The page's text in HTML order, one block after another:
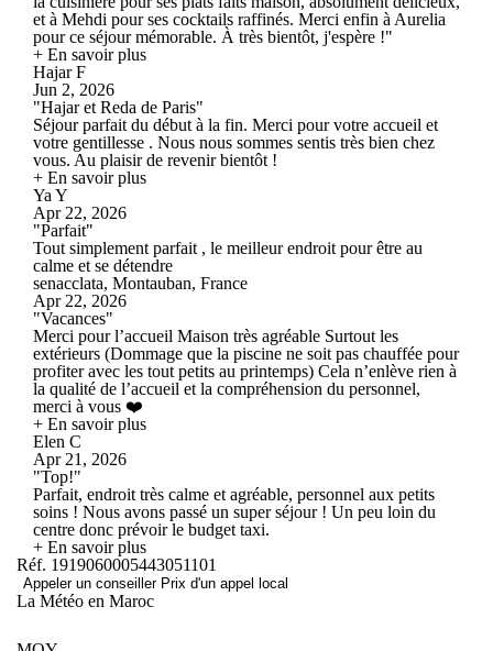
et à Mehdi pour ses cocktails raffinés. Merci enfin à Aurelia
pour ce séjour mémorable. À très bientôt, j'espère !"
+ En savoir plus
Hajar F
Jun 2, 2026
"Hajar et Reda de Paris"
Séjour parfait du début à la fin. Merci pour votre accueil et
votre gentillesse . Nous nous sommes sentis très bien chez
vous. Au plaisir de revenir bientôt !
+ En savoir plus
Ya Y
Apr 22, 2026
"Parfait"
Tout simplement parfait , le meilleur endroit pour être au
calme et se détendre
senacclata, Montauban, France
Apr 22, 2026
"Vacances"
Merci pour l’accueil Maison très agréable Surtout les
extérieurs (Dommage que la piscine ne soit pas chauffée pour
profiter avec les tout petits au printemps) Cela n’enlève rien à
la qualité de l’accueil et la compréhension du personnel,
merci à vous ❤️
+ En savoir plus
Elen C
Apr 21, 2026
"Top!"
Parfait, endroit très calme et agréable, personnel aux petits
soins ! Nous avons passé un super séjour ! Un peu loin du
centre donc prévoir le budget taxi.
+ En savoir plus
Réf. 1919060005443051101
Appeler un conseiller Prix d'un appel local
La Météo en Maroc